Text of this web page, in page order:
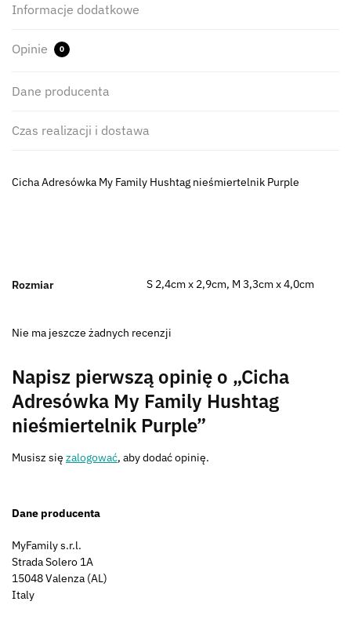
Informacje dodatkowe
Opinie 0
Dane producenta
Czas realizacji i dostawa
Cicha Adresówka My Family Hushtag nieśmiertelnik Purple
Rozmiar S 2,4cm x 2,9cm, M 3,3cm x 4,0cm
Nie ma jeszcze żadnych recenzji
Napisz pierwszą opinię o „Cicha
Adresówka My Family Hushtag
nieśmiertelnik Purple”
Musisz się zalogować, aby dodać opinię.
Dane producenta
MyFamily s.r.l.
Strada Solero 1A
15048 Valenza (AL)
Italy